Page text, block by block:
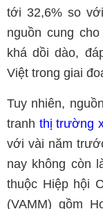
tới 32,6% so
nguồn cung
khá dồi dào,
Việt trong giai
Tuy nhiên,
tranh thị trường
với vài năm
nay không còn
thuộc Hiệp hội
(VAMM) gồm